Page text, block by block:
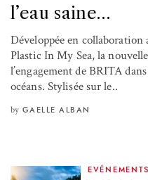
l’eau saine…
Développée en collaboration
Plastic In My Sea, la
l’engagement de BRITA
océans. Stylisée sur le..
by GAELLE ALBAN
EVÉNEMENTS